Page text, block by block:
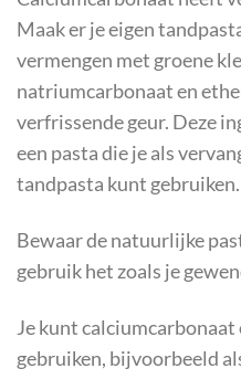
Maak er je eigen
vermengen met groene
natriumcarbonaat en
verfrissende geur. Deze
een pasta die je als
tandpasta kunt gebruiken.
Bewaar de natuurlijke
gebruik het zoals je
Je kunt
gebruiken, bijvoorbeeld